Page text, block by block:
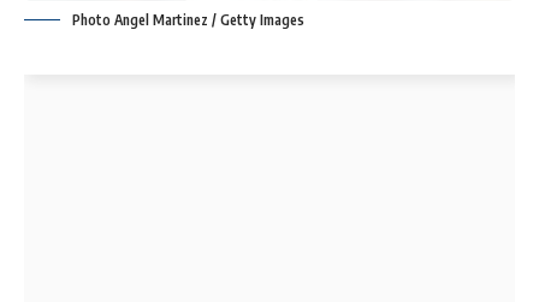
Photo Angel Martinez / Getty Images